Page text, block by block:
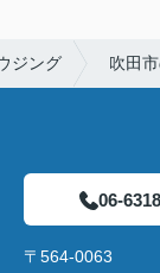
ジング 吹田
06-
〒564-0063